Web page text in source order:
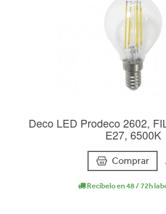
Deco LED Prodeco 2602,
E27, 6500K
Comprar
Recíbelo en 48 / 72h